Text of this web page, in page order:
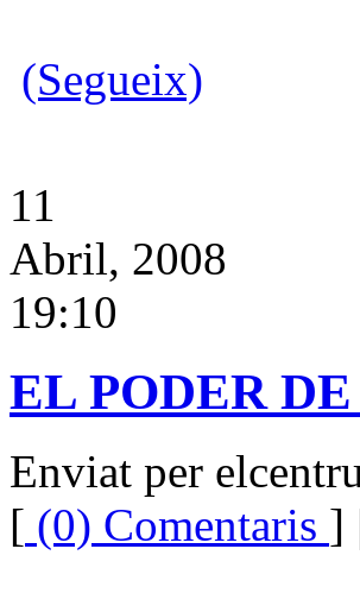
(Segueix)
11
Abril, 2008
19:10
EL PODER
Enviat per
[ (0) Comentaris ]